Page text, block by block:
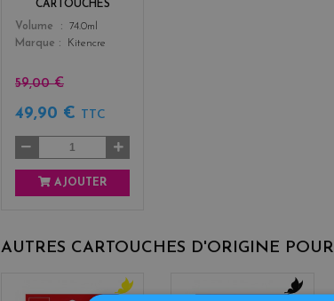
CARTOUCHES
Color
Volume
74.0ml
Marque
Kitencre
59,00 €
49,90 € TTC
AJOUTER
AUTRES CARTOUCHES D'ORIGINE POUR